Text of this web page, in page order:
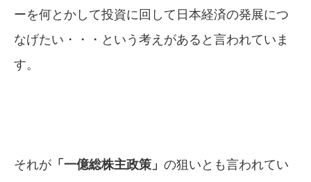
ーを何とかして投資に回して日本経済の発展につ
なげたい・・・という考えがあると言われていま
す。
それが 「一億総株主政策」 の狙いとも言われてい